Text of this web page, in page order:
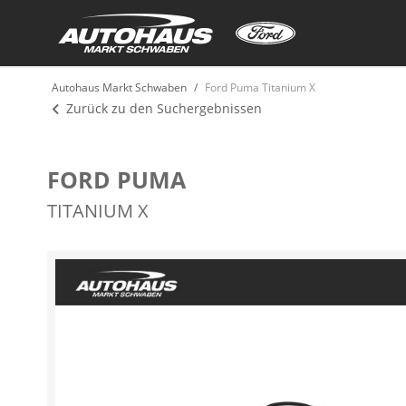
Autohaus Markt Schwaben Ford Puma Titanium X
Zurück zu den Suchergebnissen
FORD PUMA
TITANIUM X
Ende
der